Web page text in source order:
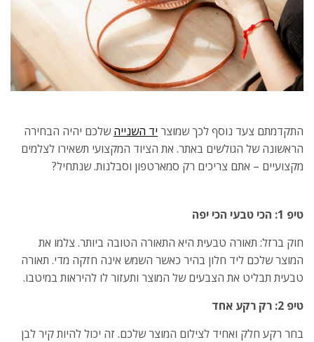
התקדמתם צעד נוסף לכך שמוצר יד השנייה שלכם יהיה הבחירה
הראשונה של הגולשים באתר. את הציוד המקצועי תשאירו לצלמים
מקצועיים – אתם צריכים רק סמארטפון וסבלנות. שנתחיל?
טיפ 1: הכי טבעי הכי יפה
חוק ברזל: תאורה טבעית היא התאורה הטובה ביותר. צלמו את
המוצר שלכם ליד חלון בהיר כאשר השמש אינה חזקה מדי. תאורה
טבעית תבליט את הצבעים של המוצר ותעזור לו להיראות במיטבו.
טיפ 2: רק רקע אחד
בחר רקע חלק ואחיד לצילום המוצר שלכם. זה יכול להיות קיר לבן